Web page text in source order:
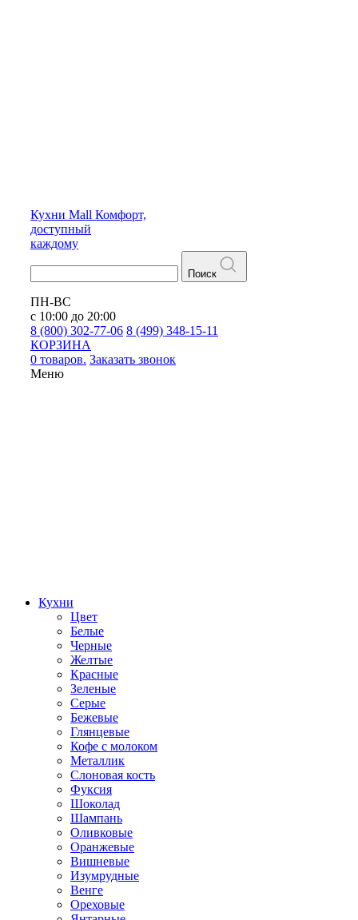
Кухни Mall Комфорт,
доступный
каждому
Поиск
ПН-ВС
с 10:00 до 20:00
8 (800) 302-77-06 8 (499) 348-15-11
КОРЗИНА
0 товаров. Заказать звонок
Меню
Кухни
Цвет
Белые
Черные
Желтые
Красные
Зеленые
Серые
Бежевые
Глянцевые
Кофе с молоком
Металлик
Слоновая кость
Фуксия
Шоколад
Шампань
Оливковые
Оранжевые
Вишневые
Изумрудные
Венге
Ореховые